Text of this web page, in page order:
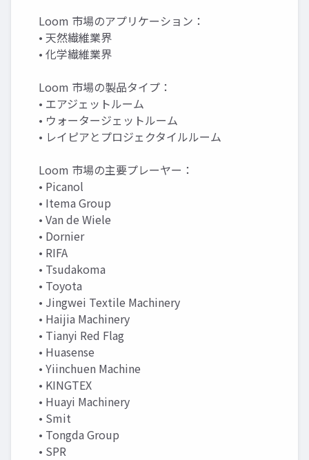
Loom 市場のアプリケーション：
• 天然繊維業界
• 化学繊維業界
Loom 市場の製品タイプ：
• エアジェットルーム
• ウォータージェットルーム
• レイピアとプロジェクタイルルーム
Loom 市場の主要プレーヤー：
• Picanol
• Itema Group
• Van de Wiele
• Dornier
• RIFA
• Tsudakoma
• Toyota
• Jingwei Textile Machinery
• Haijia Machinery
• Tianyi Red Flag
• Huasense
• Yiinchuen Machine
• KINGTEX
• Huayi Machinery
• Smit
• Tongda Group
• SPR